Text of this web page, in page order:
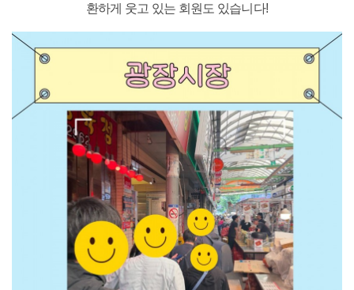
환하게 웃고 있는 회원도 있습니다!